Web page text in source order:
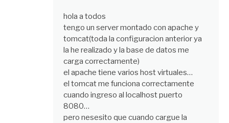
hola a todos
tengo un server montado con apache y
tomcat(toda la configuracion anterior ya
la he realizado y la base de datos me
carga correctamente)
el apache tiene varios host virtuales…
el tomcat me funciona correctamente
cuando ingreso al localhost puerto
8080…
pero nesesito que cuando cargue la